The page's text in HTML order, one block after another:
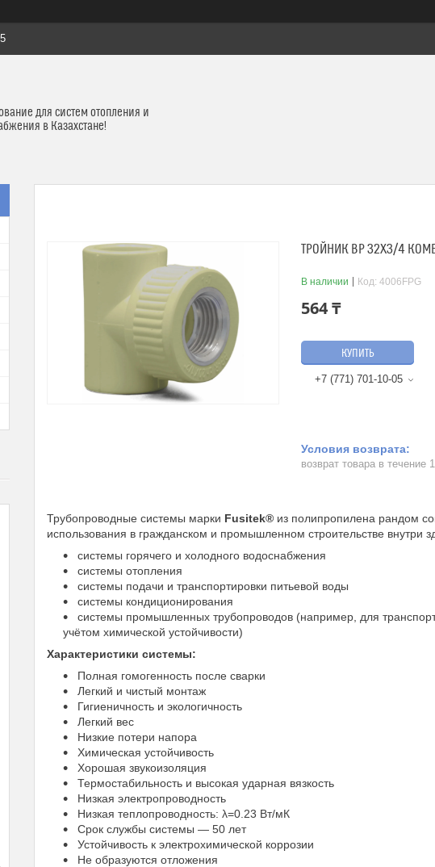
для систем отопления и
в Казахстане!
ТРОЙНИК ВР 32Х3/4
В наличии Код: 4006FPG
564 ₸
КУПИТЬ
+7 (771) 701-10-05
возврат товара в течение
Трубопроводные системы марки Fusitek® из полипропилена рандом
использования в гражданском и промышленном строительстве внутри
системы горячего и холодного водоснабжения
системы отопления
системы подачи и транспортировки питьевой воды
системы кондиционирования
системы промышленных трубопроводов (например, для
учётом химической устойчивости)
Характеристики системы:
Полная гомогенность после сварки
Легкий и чистый монтаж
Гигиеничность и экологичность
Легкий вес
Низкие потери напора
Химическая устойчивость
Хорошая звукоизоляция
Термостабильность и высокая ударная вязкость
Низкая электропроводность
Низкая теплопроводность: λ=0.23 Вт/мК
Срок службы системы ― 50 лет
Устойчивость к электрохимической коррозии
Не образуются отложения